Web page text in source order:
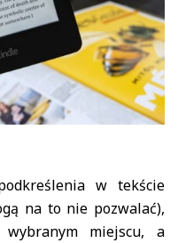
w tekście
na to nie pozwalać),
miejscu, a